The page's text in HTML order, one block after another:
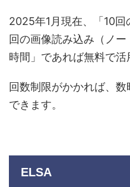
2025年1月現在、「10
回の画像読み込み（ノ
時間」であれば無料で活
回数制限がかかれば、
できます。
ELSA